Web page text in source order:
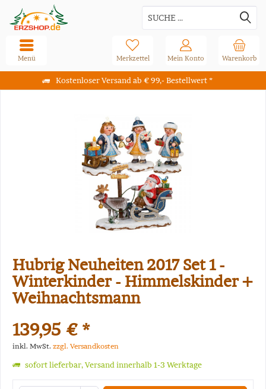
Kostenloser Versand ab € 99,- Bestellwert *
Warenkorb
Merkzettel Mein Konto
Menü
Hubrig Neuheiten 2017 Set 1 -
Winterkinder - Himmelskinder +
Weihnachtsmann
139,95 € *
inkl. MwSt. zzgl. Versandkosten
sofort lieferbar, Versand innerhalb 1-3 Werktage